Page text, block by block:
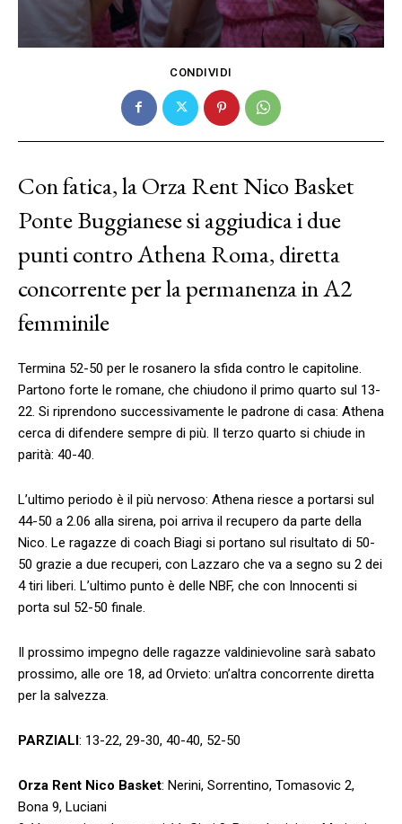
CONDIVIDI
Con fatica, la Orza Rent Nico Basket
Ponte Buggianese si aggiudica i due
punti contro Athena Roma, diretta
concorrente per la permanenza in A2
femminile
Termina 52-50 per le rosanero la sfida contro le capitoline.
Partono forte le romane, che chiudono il primo quarto sul 13-
22. Si riprendono successivamente le padrone di casa: Athena
cerca di difendere sempre di più. Il terzo quarto si chiude in
parità: 40-40.
L’ultimo periodo è il più nervoso: Athena riesce a portarsi sul
44-50 a 2.06 alla sirena, poi arriva il recupero da parte della
Nico. Le ragazze di coach Biagi si portano sul risultato di 50-
50 grazie a due recuperi, con Lazzaro che va a segno su 2 dei
4 tiri liberi. L’ultimo punto è delle NBF, che con Innocenti si
porta sul 52-50 finale.
Il prossimo impegno delle ragazze valdinievoline sarà sabato
prossimo, alle ore 18, ad Orvieto: un’altra concorrente diretta
per la salvezza.
PARZIALI: 13-22, 29-30, 40-40, 52-50
Orza Rent Nico Basket: Nerini, Sorrentino, Tomasovic 2,
Bona 9, Luciani